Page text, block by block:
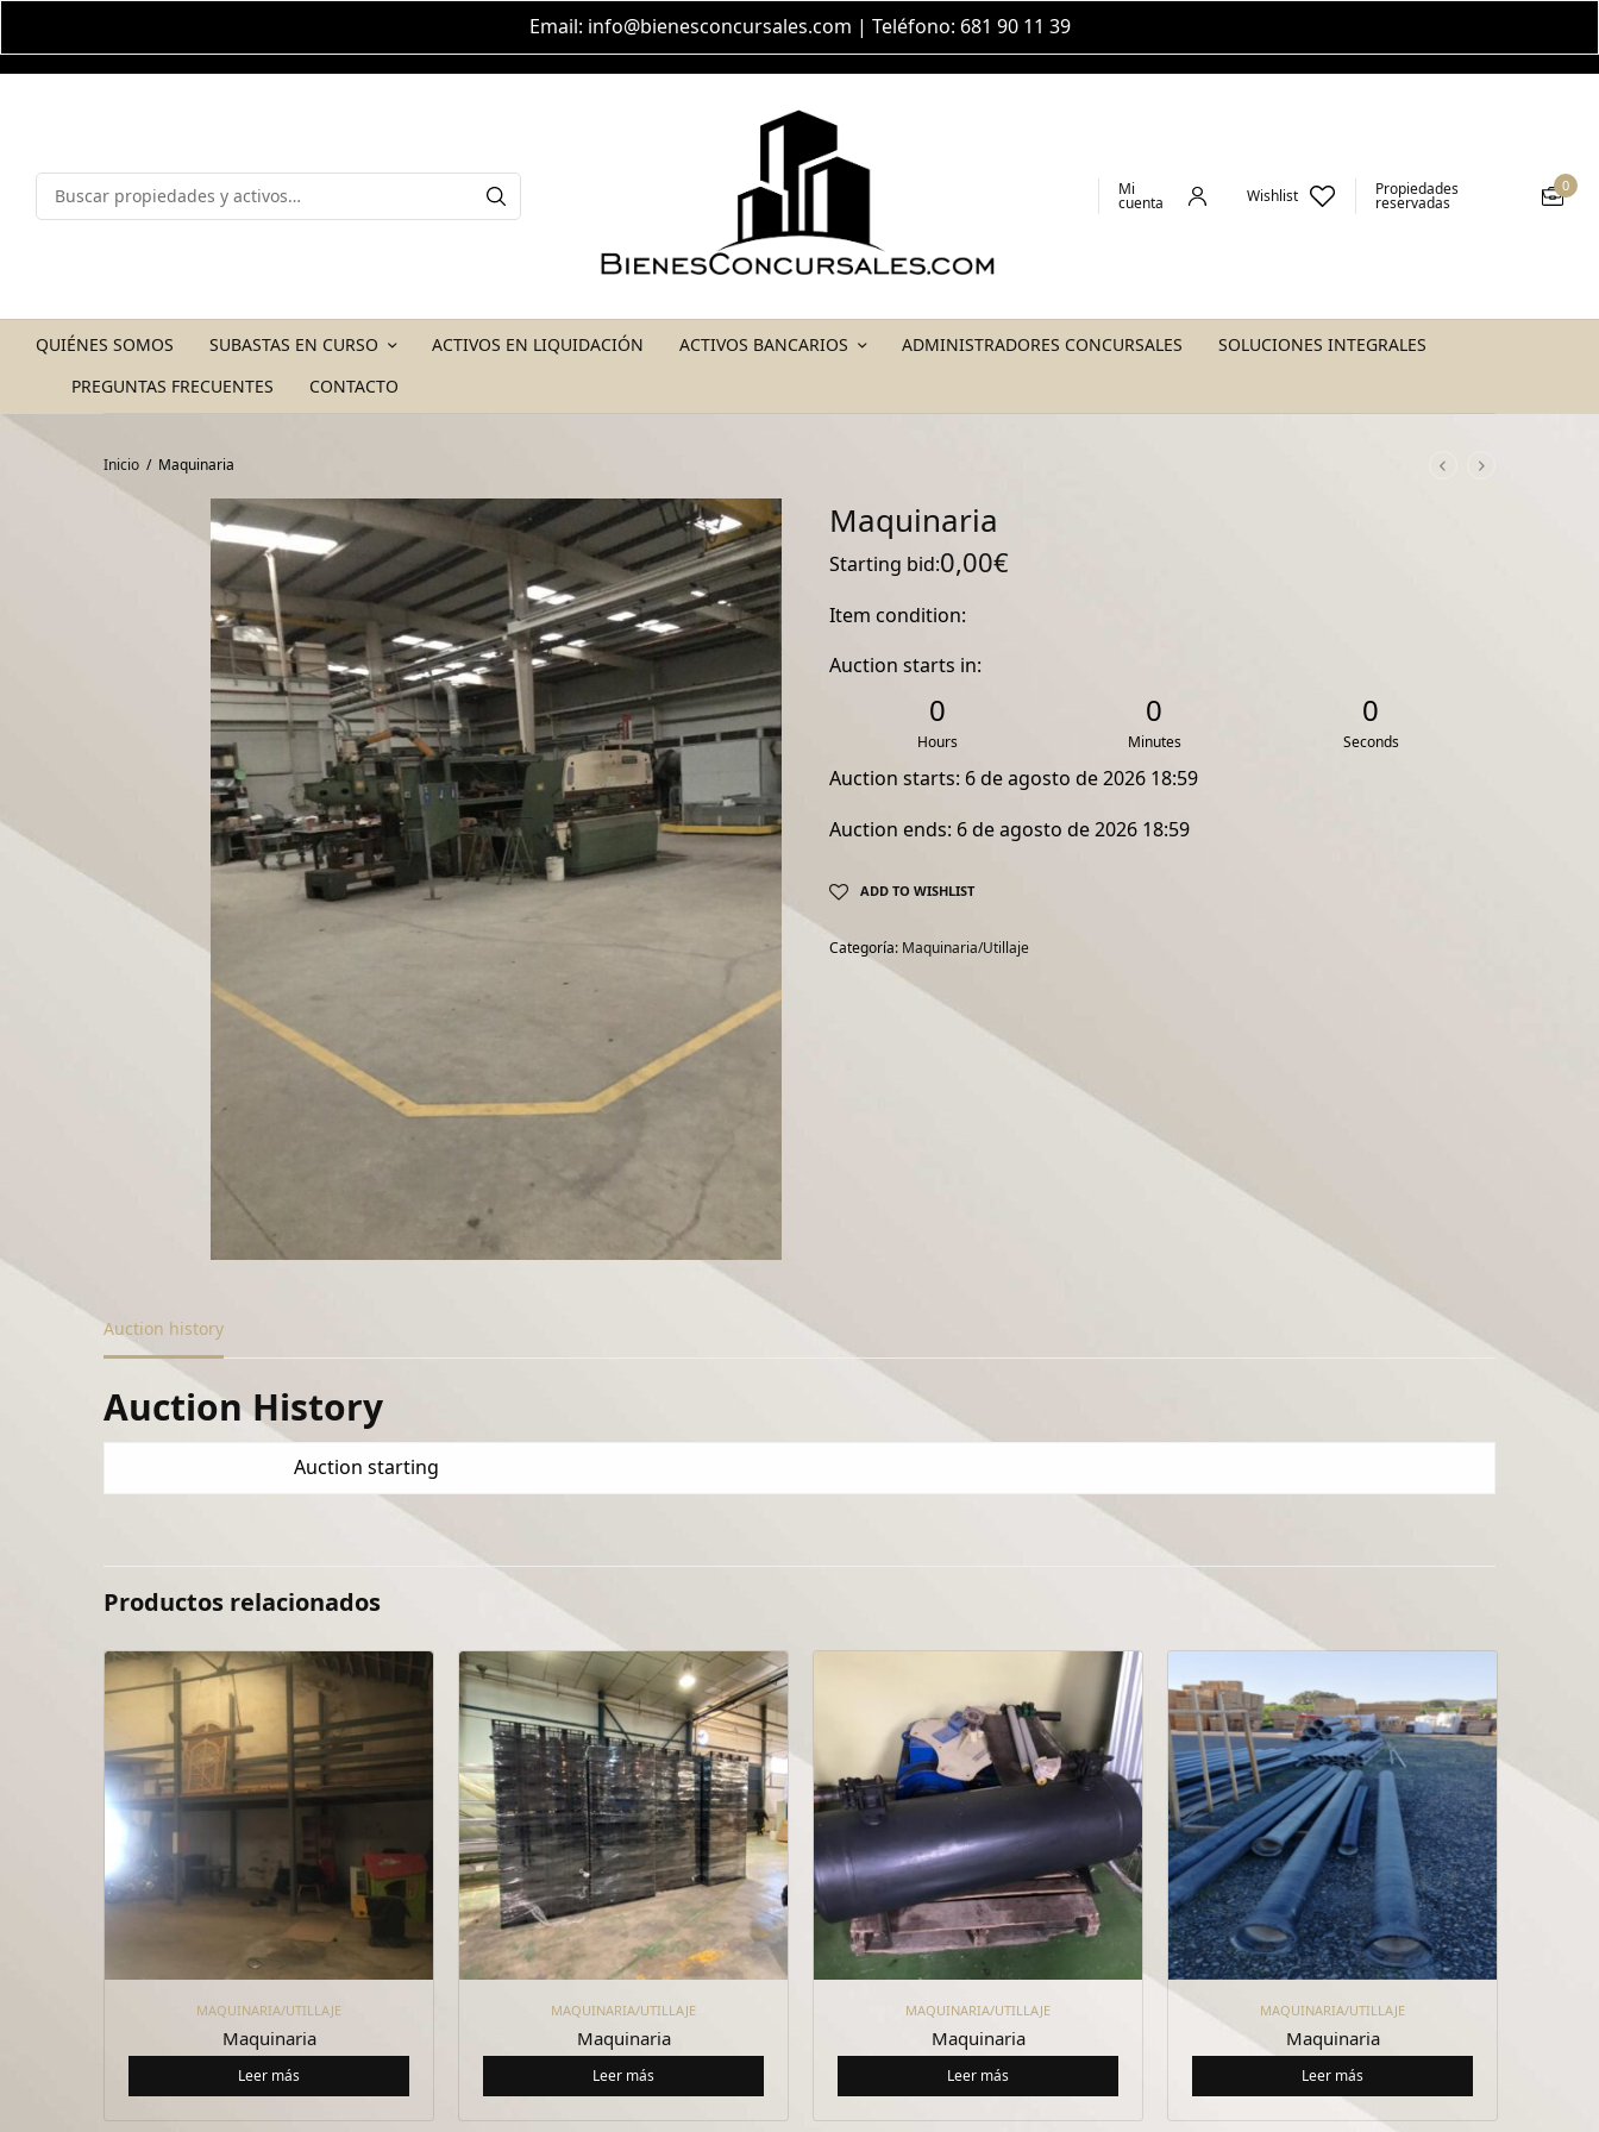
Email: info@bienesconcursales.com | Teléfono: 681 90 11 39
Mi
cuenta Wishlist Propiedades
reservadas
0
QUIÉNES SOMOS SUBASTAS EN CURSO ACTIVOS EN LIQUIDACIÓN ACTIVOS BANCARIOS ADMINISTRADORES CONCURSALES
SOLUCIONES INTEGRALES
PREGUNTAS FRECUENTES
CONTACTO
Inicio / Maquinaria
Maquinaria
Starting bid:0,00€
Item condition:
Auction starts in:
0
Hours
0
Minutes
0
Seconds
Auction starts: 6 de agosto de 2026 18:59
Auction ends: 6 de agosto de 2026 18:59
ADD TO WISHLIST
Categoría: Maquinaria/Utillaje
Auction history
Auction History
Auction starting
Productos relacionados
MAQUINARIA/UTILLAJE
Maquinaria
Leer más
MAQUINARIA/UTILLAJE
Maquinaria
Leer más
MAQUINARIA/UTILLAJE
Maquinaria
Leer más
MAQUINARIA/UTILLAJE
Maquinaria
Leer más